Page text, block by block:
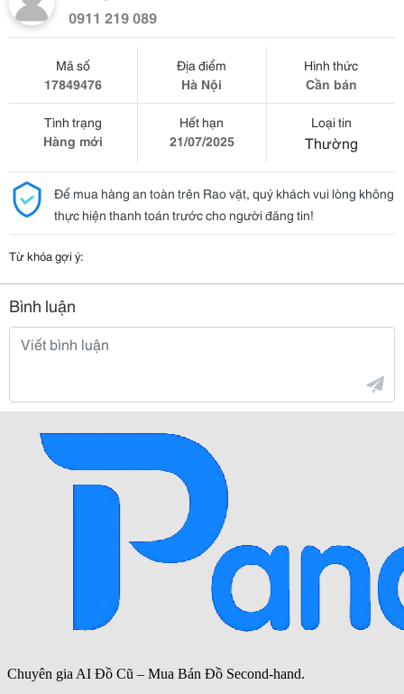
0911 219 089
Mã số
17849476
Địa điểm
Hà Nội
Hình thức
Cần bán
Tình trạng
Hàng mới
Hết hạn
21/07/2025
Loại tin
Thường
Để mua hàng an toàn trên Rao vặt, quý khách vui lòng không
thực hiện thanh toán trước cho người đăng tin!
Từ khóa gợi ý:
Bình luận